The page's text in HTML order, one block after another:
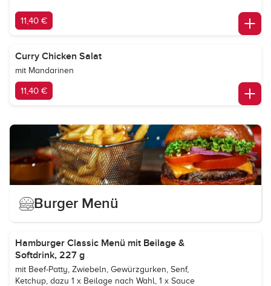
11,40 €
Curry Chicken Salat
mit Mandarinen
11,40 €
Burger Menü
Hamburger Classic Menü mit Beilage &
Softdrink, 227 g
mit Beef-Patty, Zwiebeln, Gewürzgurken, Senf,
Ketchup, dazu 1 x Beilage nach Wahl, 1 x Sauce